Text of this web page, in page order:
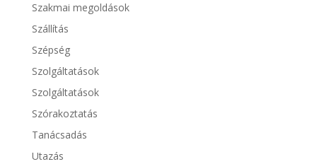
Szakmai megoldások
Szállítás
Szépség
Szolgáltatások
Szolgáltatások
Szórakoztatás
Tanácsadás
Utazás